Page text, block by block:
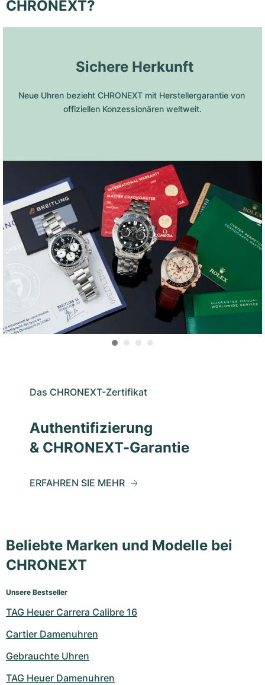
CHRONEXT?
Sichere Herkunft
Neue Uhren bezieht CHRONEXT mit Herstellergarantie von
offiziellen Konzessionären weltweit.
Das CHRONEXT-Zertifikat
Authentifizierung
& CHRONEXT-Garantie
ERFAHREN SIE MEHR
Beliebte Marken und Modelle bei
CHRONEXT
Unsere Bestseller
TAG Heuer Carrera Calibre 16
Cartier Damenuhren
Gebrauchte Uhren
TAG Heuer Damenuhren